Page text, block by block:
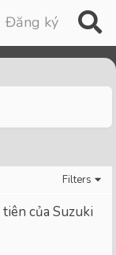
Đăng ký
Filters
của Suzuki